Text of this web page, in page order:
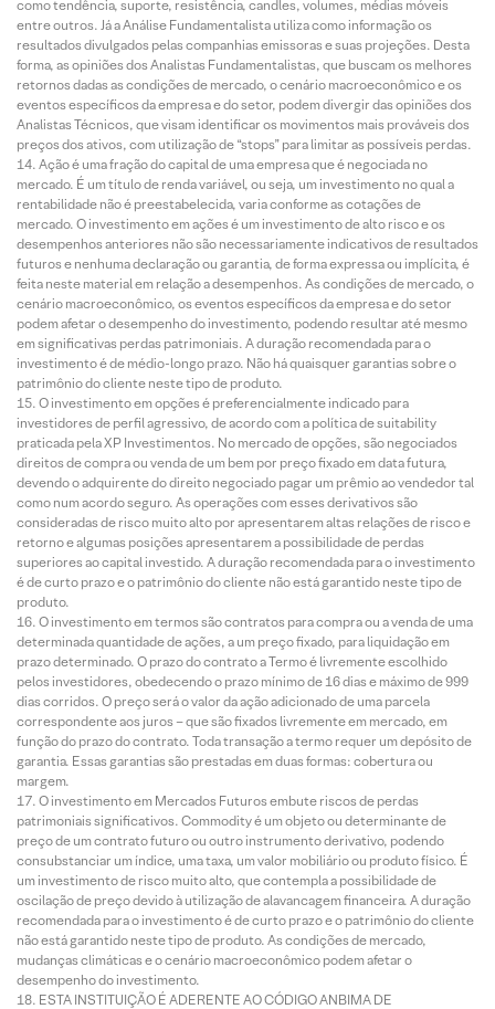
como tendência, suporte, resistência, candles, volumes, médias móveis
entre outros. Já a Análise Fundamentalista utiliza como informação os
resultados divulgados pelas companhias emissoras e suas projeções. Desta
forma, as opiniões dos Analistas Fundamentalistas, que buscam os melhores
retornos dadas as condições de mercado, o cenário macroeconômico e os
eventos específicos da empresa e do setor, podem divergir das opiniões dos
Analistas Técnicos, que visam identificar os movimentos mais prováveis dos
preços dos ativos, com utilização de “stops” para limitar as possíveis perdas.
Ação é uma fração do capital de uma empresa que é negociada no
mercado. É um título de renda variável, ou seja, um investimento no qual a
rentabilidade não é preestabelecida, varia conforme as cotações de
mercado. O investimento em ações é um investimento de alto risco e os
desempenhos anteriores não são necessariamente indicativos de resultados
futuros e nenhuma declaração ou garantia, de forma expressa ou implícita, é
feita neste material em relação a desempenhos. As condições de mercado, o
cenário macroeconômico, os eventos específicos da empresa e do setor
podem afetar o desempenho do investimento, podendo resultar até mesmo
em significativas perdas patrimoniais. A duração recomendada para o
investimento é de médio-longo prazo. Não há quaisquer garantias sobre o
patrimônio do cliente neste tipo de produto.
O investimento em opções é preferencialmente indicado para
investidores de perfil agressivo, de acordo com a política de suitability
praticada pela XP Investimentos. No mercado de opções, são negociados
direitos de compra ou venda de um bem por preço fixado em data futura,
devendo o adquirente do direito negociado pagar um prêmio ao vendedor tal
como num acordo seguro. As operações com esses derivativos são
consideradas de risco muito alto por apresentarem altas relações de risco e
retorno e algumas posições apresentarem a possibilidade de perdas
superiores ao capital investido. A duração recomendada para o investimento
é de curto prazo e o patrimônio do cliente não está garantido neste tipo de
produto.
O investimento em termos são contratos para compra ou a venda de uma
determinada quantidade de ações, a um preço fixado, para liquidação em
prazo determinado. O prazo do contrato a Termo é livremente escolhido
pelos investidores, obedecendo o prazo mínimo de 16 dias e máximo de 999
dias corridos. O preço será o valor da ação adicionado de uma parcela
correspondente aos juros – que são fixados livremente em mercado, em
função do prazo do contrato. Toda transação a termo requer um depósito de
garantia. Essas garantias são prestadas em duas formas: cobertura ou
margem.
O investimento em Mercados Futuros embute riscos de perdas
patrimoniais significativos. Commodity é um objeto ou determinante de
preço de um contrato futuro ou outro instrumento derivativo, podendo
consubstanciar um índice, uma taxa, um valor mobiliário ou produto físico. É
um investimento de risco muito alto, que contempla a possibilidade de
oscilação de preço devido à utilização de alavancagem financeira. A duração
recomendada para o investimento é de curto prazo e o patrimônio do cliente
não está garantido neste tipo de produto. As condições de mercado,
mudanças climáticas e o cenário macroeconômico podem afetar o
desempenho do investimento.
ESTA INSTITUIÇÃO É ADERENTE AO CÓDIGO ANBIMA DE